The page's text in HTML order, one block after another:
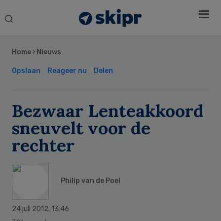
Search
Home › Nieuws
Opslaan Reageer nu Delen
Bezwaar Lenteakkoord
sneuvelt voor de
rechter
Philip van de Poel
24 juli 2012, 13:46
Sidebar